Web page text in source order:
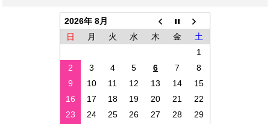
2026年 8月
日
月 火 水 木 金
土
1
2
3 4 5 6 7
8
9
10 11 12 13 14
15
16
17 18 19 20 21
22
23
24 25 26 27 28
29